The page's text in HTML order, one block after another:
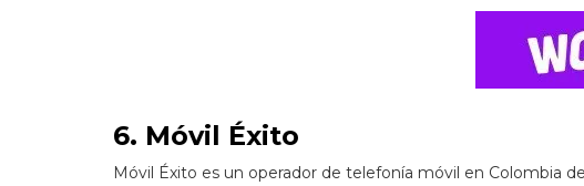
6. Móvil Éxito
Móvil Éxito es un operador de telefonía móvil en Colombia